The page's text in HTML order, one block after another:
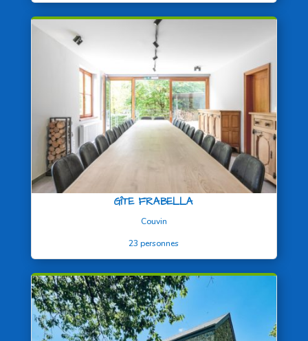
GÎTE FRABELLA
Couvin
23 personnes